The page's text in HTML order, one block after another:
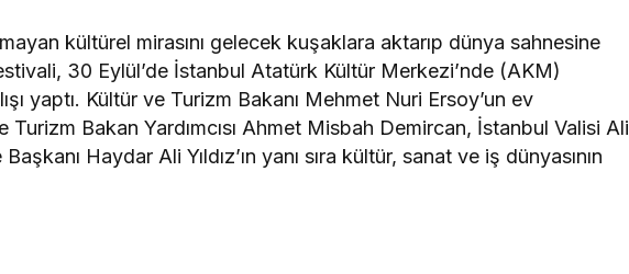
kültürel mirasını gelecek kuşaklara aktarıp dünya sahnesine
30 Eylül’de İstanbul Atatürk Kültür Merkezi’nde (AKM)
yaptı. Kültür ve Turizm Bakanı Mehmet Nuri Ersoy’un ev
Bakan Yardımcısı Ahmet Misbah Demircan, İstanbul Valisi Ali
Haydar Ali Yıldız’ın yanı sıra kültür, sanat ve iş dünyasının